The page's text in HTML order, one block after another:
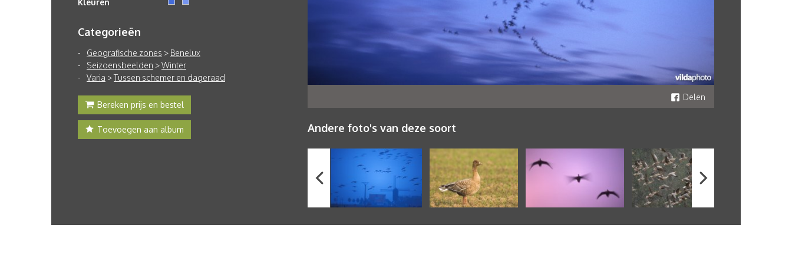
Kleuren
Categorieën
Geografische zones > Benelux
Seizoensbeelden >Winter
Varia >Tussen schemer en dageraad
Bereken prijs en bestel
Toevoegen aan album
Delen
Andere foto's van deze soort